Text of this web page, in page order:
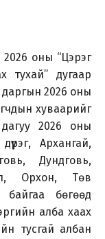
оны “Цэрэг
тухай” дугаар
2026 оны
хуваарийг
2026 оны
Архангай,
Дундговь,
Орхон, Төв
байгаа бөгөөд
алба хаах
тусгай албан